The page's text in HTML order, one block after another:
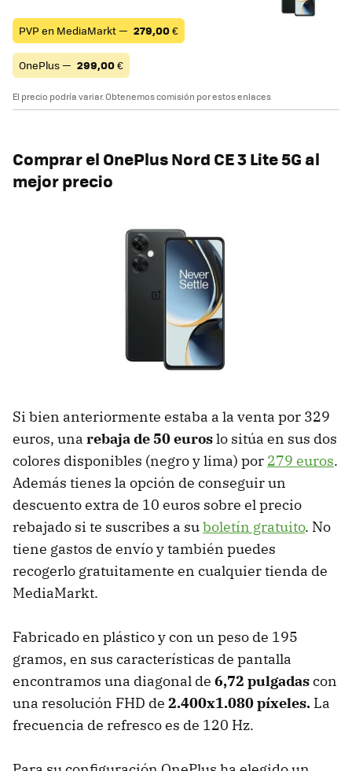
PVP en MediaMarkt — 279,00€
OnePlus — 299,00€
El precio podría variar. Obtenemos comisión por estos enlaces
Comprar el OnePlus Nord CE 3 Lite 5G al
mejor precio
Si bien anteriormente estaba a la venta por 329
euros, una rebaja de 50 euroslo sitúa en sus dos
colores disponibles (negro y lima) por 279 euros.
Además tienes la opción de conseguir un
descuento extra de 10 euros sobre el precio
rebajado si te suscribes a suboletín gratuito. No
tiene gastos de envío y también puedes
recogerlo gratuitamente en cualquier tienda de
MediaMarkt.
Fabricado en plástico y con un peso de 195
gramos, en sus características de pantalla
encontramos una diagonal de 6,72 pulgadascon
una resolución FHD de 2.400x1.080 píxeles. La
frecuencia de refresco es de 120 Hz.